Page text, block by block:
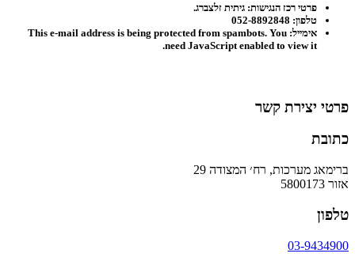
פרטי רכז הנגישות: גיתית זלצברג.
טלפון: 052-8892848
אימייל: This e-mail address is being protected from spambots. You
need JavaScript enabled to view it.
פרטי יצירת קשר
כתובת
ברימאג מערכות, רח׳ המצודה 29
אזור 5800173
טלפון
03-9434900